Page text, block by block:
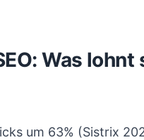
Was
um 63% (Sistrix